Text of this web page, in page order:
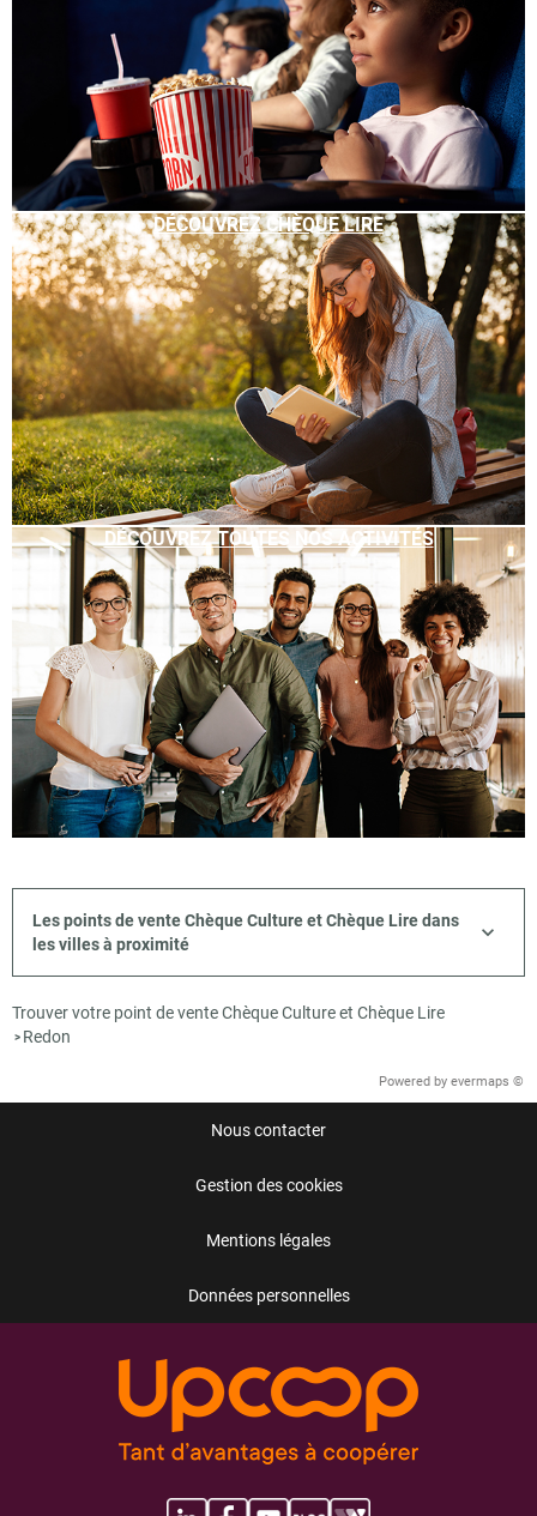
DÉCOUVREZ CHÈQUE LIRE
DÉCOUVREZ TOUTES NOS ACTIVITÉS
Les points de vente Chèque Culture et Chèque Lire dans
les villes à proximité
Trouver votre point de vente Chèque Culture et Chèque Lire
> Redon
Powered by evermaps ©
Nous contacter
Gestion des cookies
Mentions légales
Données personnelles